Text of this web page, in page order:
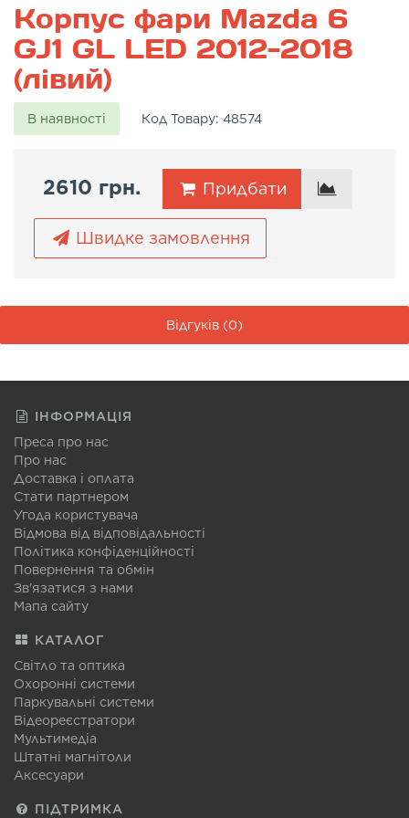
Корпус фари Mazda 6
GJ1 GL LED 2012-2018
(лівий)
В наявності Код Товару: 48574
2610 грн. Придбати
Швидке замовлення
Відгуків (0)
ІНФОРМАЦІЯ
Преса про нас
Про нас
Доставка і оплата
Стати партнером
Угода користувача
Відмова від відповідальності
Політика конфіденційності
Повернення та обмін
Зв'язатися з нами
Мапа сайту
КАТАЛОГ
Світло та оптика
Охоронні системи
Паркувальні системи
Відеореєстратори
Мультимедіа
Штатні магнітоли
Аксесуари
ПІДТРИМКА